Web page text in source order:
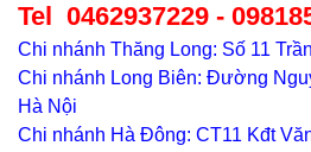
Tel 0462937229 -
Chi nhánh Thăng Long: Số 11
Chi nhánh Long Biên: Đường
Hà Nội
Chi nhánh Hà Đông: CT11 Kđt